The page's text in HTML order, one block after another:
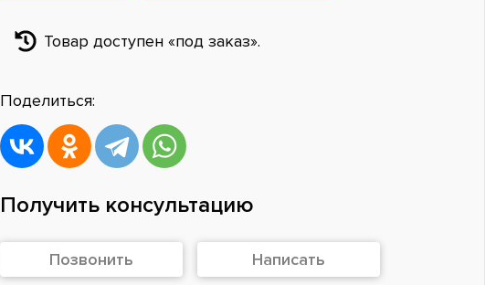
Товар доступен «под заказ».
Поделиться:
Получить консультацию
Позвонить Написать